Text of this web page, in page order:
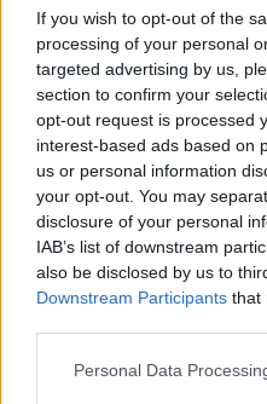
If you wish to opt-out of the
processing of your personal
targeted advertising by us,
section to confirm your
opt-out request is processed
interest-based ads based on
us or personal information
your opt-out. You may
disclosure of your personal
IAB’s list of downstream
also be disclosed by us to
Downstream Participants that
Please note that this
Personal Data
Κουρτσμπαχ,τόνισε
απίστευτο σοκ,
Μία γειτόνισσα, η
συμβάν από το
ότι «όταν είδαμε
τους διασώστες να
καταλάβαμε ότι
Ένα ζευγάρι
περιέγραψαν τις
είδαμε τους